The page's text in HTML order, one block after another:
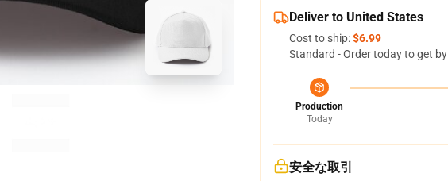
Deliver to United States
Cost to ship:$6.99
Standard - Order today to get by
Production
Today
安全な取引